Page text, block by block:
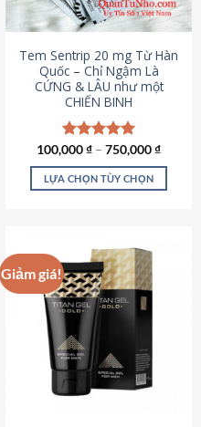
có
thể
chọn
trên
trang
sản
phẩm
Tem Sentrip 20 mg Từ Hàn
Quốc – Chỉ Ngậm Là
CỨNG & LÂU như một
CHIẾN BINH
Được xếp
hạng5.00
5 sao
100,000₫ – 750,000₫
LỰA CHỌN TÙY CHỌN
có
nhiều
biến
tùy
chọn
có
Giảm giá!